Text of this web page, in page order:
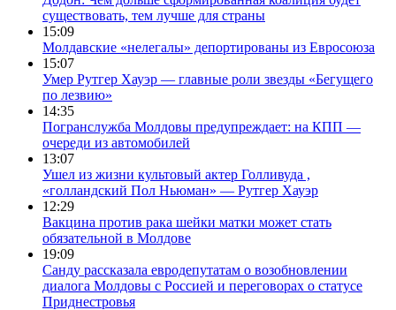
существовать, тем лучше для страны
15:09
Молдавские «нелегалы» депортированы из Евросоюза
15:07
Умер Рутгер Хауэр — главные роли звезды «Бегущего
по лезвию»
14:35
Погранслужба Молдовы предупреждает: на КПП —
очереди из автомобилей
13:07
Ушел из жизни культовый актер Голливуда ,
«голландский Пол Ньюман» — Рутгер Хауэр
12:29
Вакцина против рака шейки матки может стать
обязательной в Молдове
19:09
Санду рассказала евродепутатам о возобновлении
диалога Молдовы с Россией и переговорах о статусе
Приднестровья